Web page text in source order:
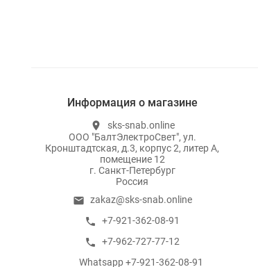
Информация о магазине
location_on
sks-snab.online
ООО "БалтЭлектроСвет", ул.
Кронштадтская, д.3, корпус 2, литер А,
помещение 12
г. Санкт-Петербург
Россия
email zakaz@sks-snab.online
call +7-921-362-08-91
call +7-962-727-77-12
whatsapp
Whatsapp +7-921-362-08-91